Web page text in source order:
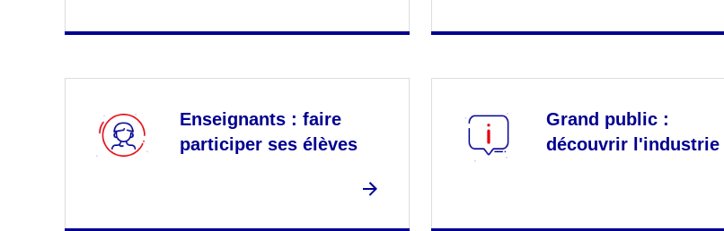
Enseignants : faire
participer ses élèves
Grand public :
découvrir l'industrie